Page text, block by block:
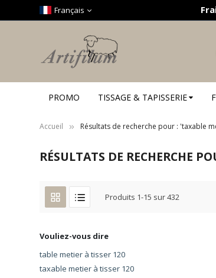
Français
PROMO TISSAGE & TAPISSERIE
Accueil Résultats de recherche pour : 'taxable
RÉSULTATS DE RECHERCHE
Produits 1-15 sur432
Vouliez-vous dire
table metier à tisser 120
taxable metier à tisser 120
Panneau de gestion des cookies